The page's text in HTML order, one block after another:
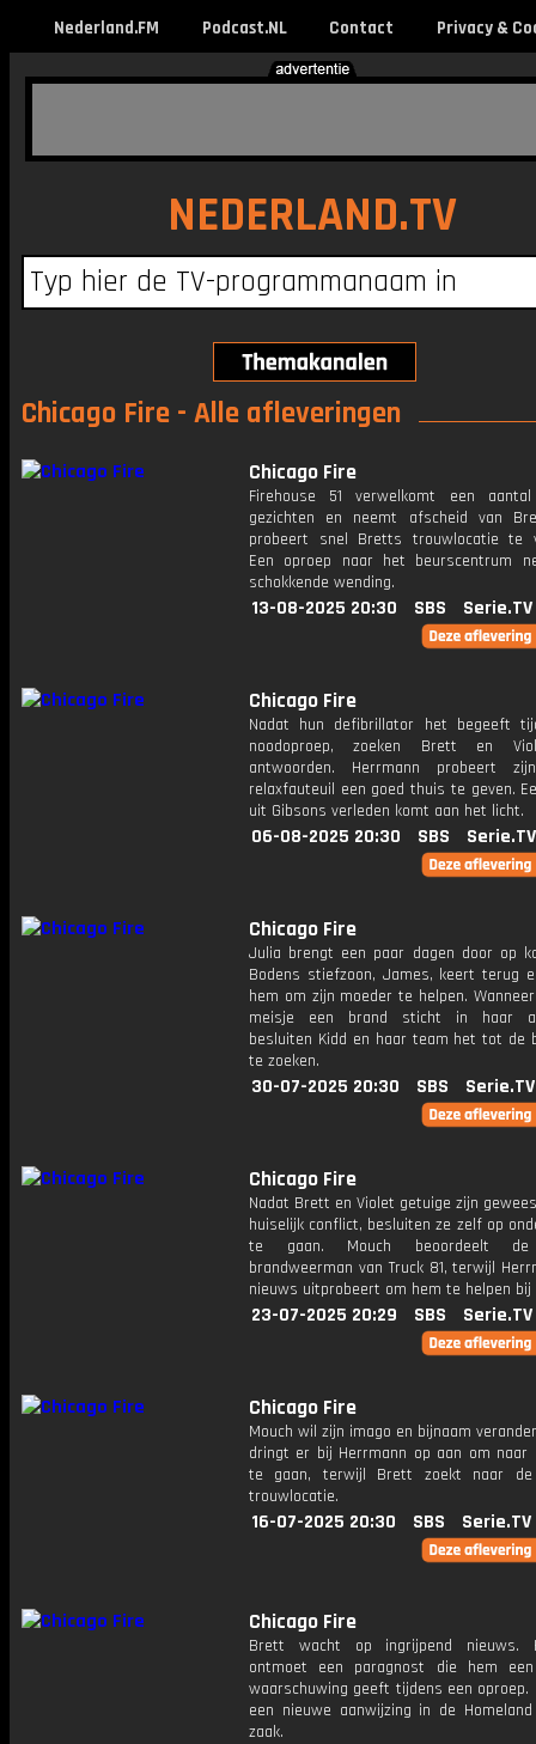
Nederland.FM Podcast.NL Contact Privacy &
NEDERLAND.TV
Chicago Fire - Alle afleveringen
Chicago Fire
Firehouse 51 verwelkomt een aantal
gezichten en neemt afscheid van
probeert snel Bretts trouwlocatie te
Een oproep naar het beurscentrum
schokkende wending.
13-08-2025 20:30 SBS Serie.TV
Chicago Fire
Nadat hun defibrillator het begeeft
noodoproep, zoeken Brett en
antwoorden. Herrmann probeert
relaxfauteuil een goed thuis te geven.
uit Gibsons verleden komt aan het licht.
06-08-2025 20:30 SBS Serie.TV
Chicago Fire
Julia brengt een paar dagen door op
Bodens stiefzoon, James, keert terug
hem om zijn moeder te helpen.
meisje een brand sticht in haar
besluiten Kidd en haar team het tot de
te zoeken.
30-07-2025 20:30 SBS Serie.TV
Chicago Fire
Nadat Brett en Violet getuige zijn
huiselijk conflict, besluiten ze zelf op
te gaan. Mouch beoordeelt de
brandweerman van Truck 81, terwijl
nieuws uitprobeert om hem te helpen bij
23-07-2025 20:29 SBS Serie.TV
Chicago Fire
Mouch wil zijn imago en bijnaam
dringt er bij Herrmann op aan om naar
te gaan, terwijl Brett zoekt naar de
trouwlocatie.
16-07-2025 20:30 SBS Serie.TV
Chicago Fire
Brett wacht op ingrijpend nieuws.
ontmoet een paragnost die hem
waarschuwing geeft tijdens een oproep.
een nieuwe aanwijzing in de
zaak.